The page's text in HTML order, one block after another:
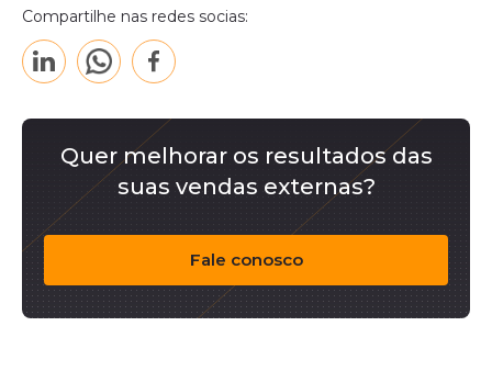
Quer melhorar os resultados das
suas vendas externas?
Fale conosco
Compartilhe nas redes socias: